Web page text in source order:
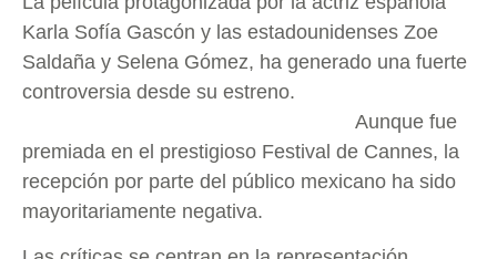
Karla Sofía Gascón y las estadounidenses Zoe
Saldaña y Selena Gómez, ha generado una fuerte
controversia desde su estreno.
Aunque fue
premiada en el prestigioso Festival de Cannes, la
recepción por parte del público mexicano ha sido
mayoritariamente negativa.